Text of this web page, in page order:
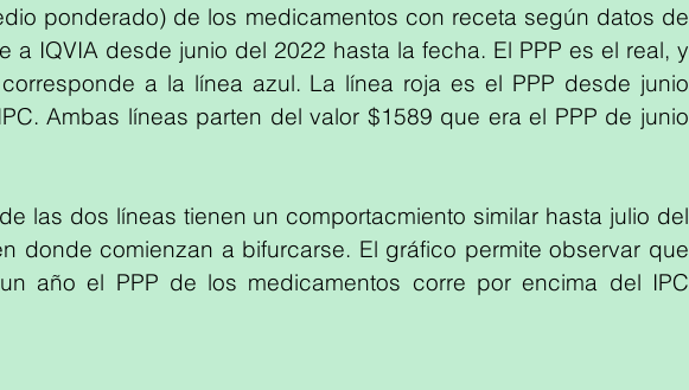
ponderado) de los medicamentos con receta según datos de
a IQVIA desde junio del 2022 hasta la fecha. El PPP es el real, y
a la línea azul. La línea roja es el PPP desde junio
Ambas líneas parten del valor $1589 que era el PPP de junio
las dos líneas tienen un comportacmiento similar hasta julio del
donde comienzan a bifurcarse. El gráfico permite observar que
año el PPP de los medicamentos corre por encima del IPC